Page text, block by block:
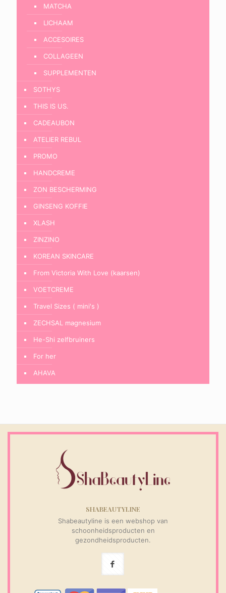
MATCHA
LICHAAM
ACCESOIRES
COLLAGEEN
SUPPLEMENTEN
SOTHYS
THIS IS US.
CADEAUBON
ATELIER REBUL
PROMO
HANDCREME
ZON BESCHERMING
GINSENG KOFFIE
XLASH
ZINZINO
KOREAN SKINCARE
From Victoria With Love (kaarsen)
VOETCREME
Travel Sizes ( mini's )
ZECHSAL magnesium
He-Shi zelfbruiners
For her
AHAVA
SHABEAUTYLINE
Shabeautyline is een webshop van
schoonheidsproducten en
gezondheidsproducten.